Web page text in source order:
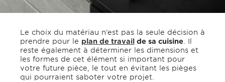
Le choix du matériau n’est pas la seule décision à
prendre pour le plan de travail de sa cuisine . Il
reste également à déterminer les dimensions et
les formes de cet élément si important pour
votre future pièce, le tout en évitant les pièges
qui pourraient saboter votre projet.